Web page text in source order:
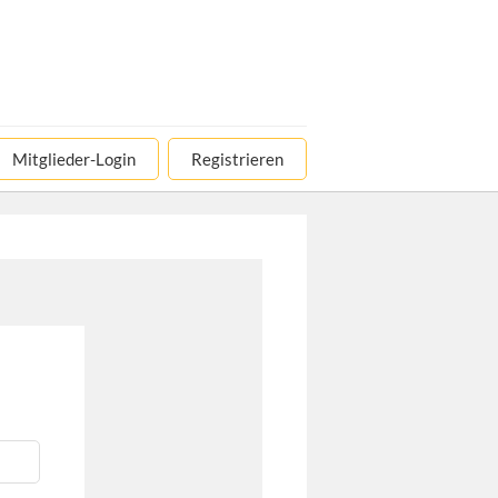
Mitglieder-Login Registrieren